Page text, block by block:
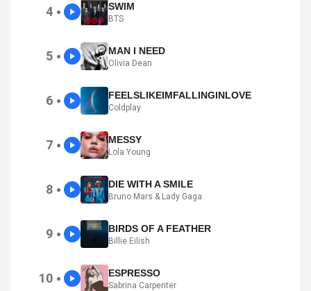
4 ● SWIM
BTS
5 ● MAN I NEED
Olivia Dean
6 ● FEELSLIKEIMFALLINGINLOVE
Coldplay
7 ● MESSY
Lola Young
8 ● DIE WITH A SMILE
Bruno Mars & Lady Gaga
9 ● BIRDS OF A FEATHER
Billie Eilish
10 ● ESPRESSO
Sabrina Carpenter